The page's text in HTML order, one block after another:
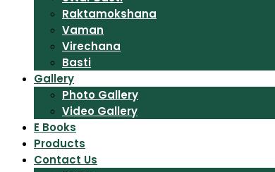
Raktamokshana
Vaman
Virechana
Basti
Gallery
Photo Gallery
Video Gallery
E Books
Products
Contact Us